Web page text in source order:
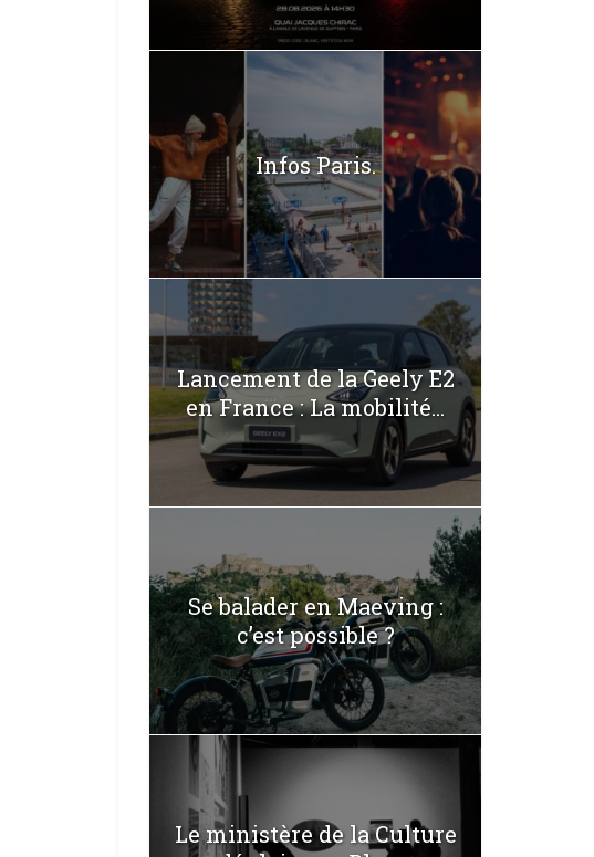
Infos Paris.
Lancement de la Geely E2
en France : La mobilité...
Se balader en Maeving :
c’est possible ?
Le ministère de la Culture